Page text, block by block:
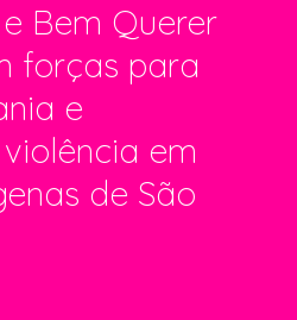
Bem Querer
forças para
e
em
de São